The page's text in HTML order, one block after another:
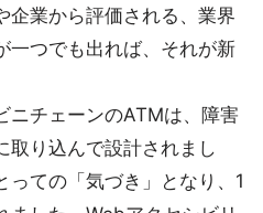
企業から評価される、業界
一つでも出れば、それが新
ニチェーンのATMは、障害
取り込んで設計されまし
っての「気づき」となり、1